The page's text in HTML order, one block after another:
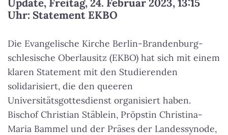
Uhr: Statement EKBO
Die Evangelische Kirche Berlin-Brandenburg-
schlesische Oberlausitz (EKBO) hat sich mit einem
klaren Statement mit den Studierenden
solidarisiert, die den queeren
Universitätsgottesdienst organisiert haben.
Bischof Christian Stäblein, Pröpstin Christina-
Maria Bammel und der Präses der Landessynode,